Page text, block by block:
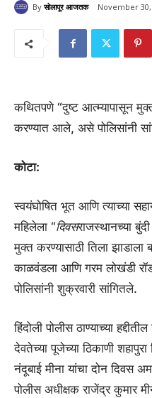
By सोलापूर आजतक November 30,
कथितपणे “दुष्ट आत्म्यापासून मुक्त
करण्यात आले, असे पोलिसांनी
कोटा:
स्वयंघोषित भूत आणि त्याच्या
महिलेला “दिवसराजस्थानच्या
मुक्त करण्यासाठी तिला
काळवंडला आणि गरम लोखंडी
पोलिसांनी शुक्रवारी सांगितले.
हिंदोली पोलीस ठाण्याच्या
देवतेच्या पूजेच्या ठिकाणी शहापुरा
नंदूबाई मीना यांचा दोन दिवस
पोलीस अधीक्षक राजेंद्र कुमार